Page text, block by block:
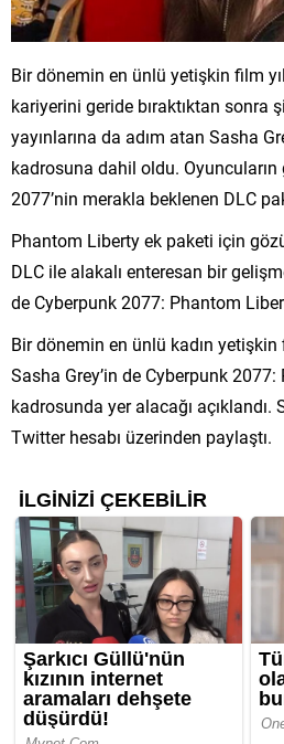
Bir dönemin en ünlü yetişkin film
kariyerini geride bıraktıktan sonra
yayınlarına da adım atan Sasha
kadrosuna dahil oldu. Oyuncuların
2077’nin merakla beklenen DLC
Phantom Liberty ek paketi için
DLC ile alakalı enteresan bir
de Cyberpunk 2077: Phantom
Bir dönemin en ünlü kadın yetişkin
Sasha Grey’in de Cyberpunk
kadrosunda yer alacağı açıklandı.
Twitter hesabı üzerinden paylaştı.